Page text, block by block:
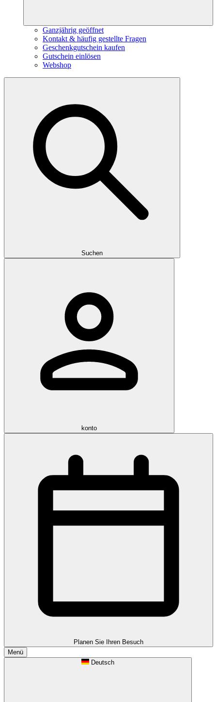
Ganzjährig geöffnet
Kontakt & häufig gestellte Fragen
Geschenkgutschein kaufen
Gutschein einlösen
Webshop
Suchen
konto
Planen Sie Ihren Besuch
Menü
Deutsch